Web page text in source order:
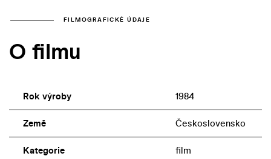
FILMOGRAFICKÉ ÚDAJE
O filmu
Rok výroby 1984
Země Československo
Kategorie film